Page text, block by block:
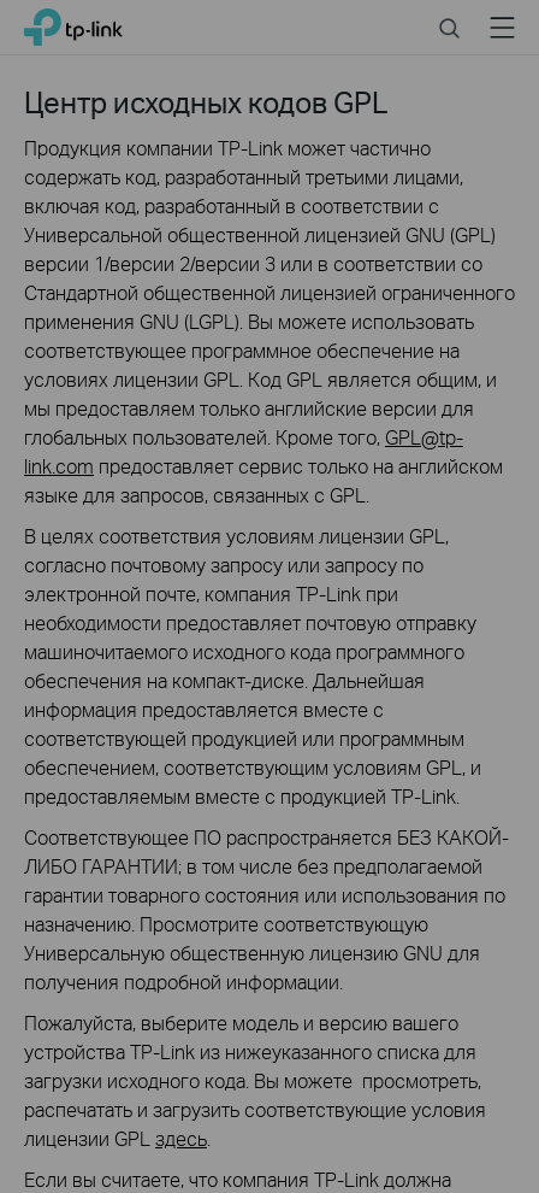
Click
navigation
TP-Link, Reliably Smart SearchMenu
Центр исходных кодов GPL
Продукция компании TP-Link может частично
содержать код, разработанный третьими лицами,
включая код, разработанный в соответствии с
Универсальной общественной лицензией GNU (GPL)
версии 1/версии 2/версии 3 или в соответствии со
Стандартной общественной лицензией ограниченного
применения GNU (LGPL). Вы можете использовать
соответствующее программное обеспечение на
условиях лицензии GPL. Код GPL является общим, и
мы предоставляем только английские версии для
глобальных пользователей. Кроме того, GPL@tp-
link.com предоставляет сервис только на английском
языке для запросов, связанных с GPL.
В целях соответствия условиям лицензии GPL,
согласно почтовому запросу или запросу по
электронной почте, компания TP-Link при
необходимости предоставляет почтовую отправку
машиночитаемого исходного кода программного
обеспечения на компакт-диске. Дальнейшая
информация предоставляется вместе с
соответствующей продукцией или программным
обеспечением, соответствующим условиям GPL, и
предоставляемым вместе с продукцией TP-Link.
Соответствующее ПО распространяется БЕЗ КАКОЙ-
ЛИБО ГАРАНТИИ; в том числе без предполагаемой
гарантии товарного состояния или использования по
назначению. Просмотрите соответствующую
Универсальную общественную лицензию GNU для
получения подробной информации.
Пожалуйста, выберите модель и версию вашего
устройства TP-Link из нижеуказанного списка для
загрузки исходного кода. Вы можете просмотреть,
распечатать и загрузить соответствующие условия
лицензии GPL здесь
Если вы считаете, что компания TP-Link должна